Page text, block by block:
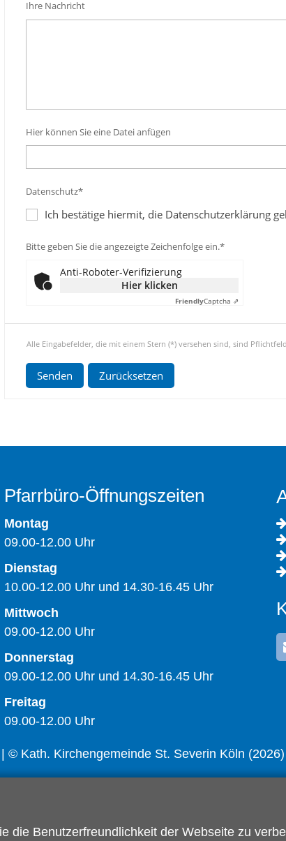
Ihre Nachricht
Hier können Sie eine Datei anfügen
Datenschutz*
Ich bestätige hiermit, die Datenschutzerklärung
Bitte geben Sie die angezeigte Zeichenfolge ein.*
Anti-Roboter-Verifizierung
Hier klicken
FriendlyCaptcha ⇗
Alle Eingabefelder, die mit einem Stern (*) versehen sind, sind
Pfarrbüro-Öffnungszeiten
Montag
09.00-12.00 Uhr
Dienstag
10.00-12.00 Uhr und 14.30-16.45 Uhr
Mittwoch
09.00-12.00 Uhr
Donnerstag
09.00-12.00 Uhr und 14.30-16.45 Uhr
Freitag
09.00-12.00 Uhr
| © Kath. Kirchengemeinde St. Severin Köln (2026)
die Benutzerfreundlichkeit der Webseite zu